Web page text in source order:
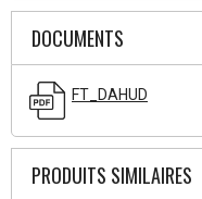
DOCUMENTS
FT_DAHUD
PRODUITS SIMILAIRES